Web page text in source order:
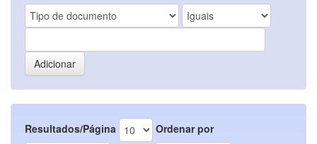
Resultados/Página
Ordenar por